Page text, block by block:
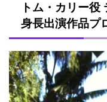
トム・カリー
身長出演作品プ